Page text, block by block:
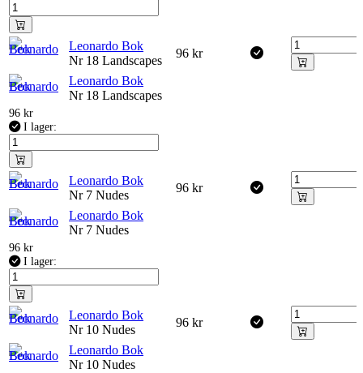
Leonardo Bok
Nr 18 Landscapes
96 kr
Leonardo Bok
Nr 18 Landscapes
96 kr
I lager:
Leonardo Bok
Nr 7 Nudes
96 kr
Leonardo Bok
Nr 7 Nudes
96 kr
I lager:
Leonardo Bok
Nr 10 Nudes
96 kr
Leonardo Bok
Nr 10 Nudes